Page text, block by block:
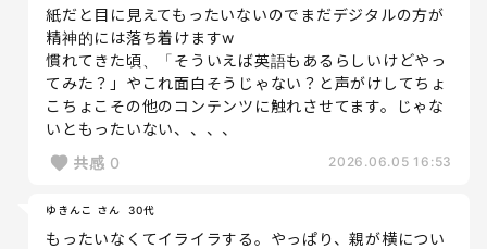
紙だと目に見えてもったいないのでまだデジタルの方が
精神的には落ち着けますw
慣れてきた頃、「そういえば英語もあるらしいけどやっ
てみた？」やこれ面白そうじゃない？と声がけしてちょ
こちょこその他のコンテンツに触れさせてます。じゃな
いともったいない、、、、
共感 0 2026.06.05 16:53
ゆきんこ さん 30代
もったいなくてイライラする。やっぱり、親が横につい